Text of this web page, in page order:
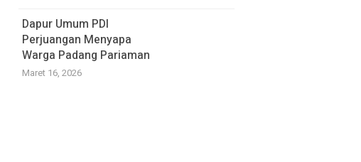
Dapur Umum PDI
Perjuangan Menyapa
Warga Padang Pariaman
Maret 16, 2026